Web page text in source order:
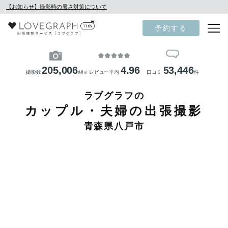
【お知らせ】撮影時の暑さ対策について
予約する
撮影数205,006組 ※ レビュー平均 4.96 口コミ 53,446件
ラブグラフの
カップル・夫婦の出張撮影
青森県八戸市